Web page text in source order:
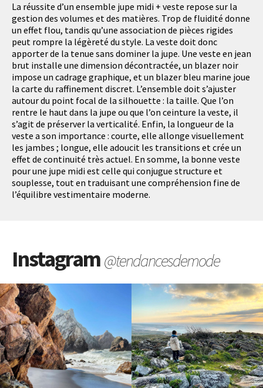
La réussite d’un ensemble jupe midi + veste repose sur la
gestion des volumes et des matières. Trop de fluidité donne
un effet flou, tandis qu’une association de pièces rigides
peut rompre la légèreté du style. La veste doit donc
apporter de la tenue sans dominer la jupe. Une veste en jean
brut installe une dimension décontractée, un blazer noir
impose un cadrage graphique, et un blazer bleu marine joue
la carte du raffinement discret. L’ensemble doit s’ajuster
autour du point focal de la silhouette : la taille. Que l’on
rentre le haut dans la jupe ou que l’on ceinture la veste, il
s’agit de préserver la verticalité. Enfin, la longueur de la
veste a son importance : courte, elle allonge visuellement
les jambes ; longue, elle adoucit les transitions et crée un
effet de continuité très actuel. En somme, la bonne veste
pour une jupe midi est celle qui conjugue structure et
souplesse, tout en traduisant une compréhension fine de
l’équilibre vestimentaire moderne.
Instagram@tendancesdemode